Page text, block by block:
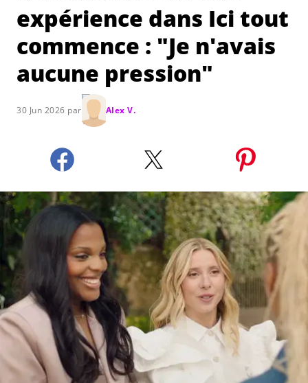
expérience dans Ici tout
commence : "Je n'avais
aucune pression"
30 Jun 2026 par Alex V.